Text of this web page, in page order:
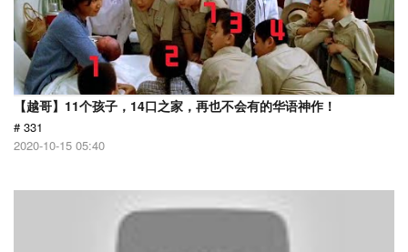
【越哥】11个孩子，14口之家，再也不会有的华语神作！
# 331
2020-10-15 05:40